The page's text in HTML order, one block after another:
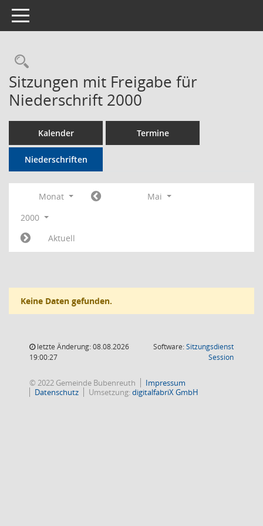
Toggle navigation
Rechercheauswahl
Sitzungen mit Freigabe für
Niederschrift 2000
Kalender Termine
Niederschriften
Monat
Mai
2000
Aktuell
Keine Daten gefunden.
letzte Änderung: 08.08.2026
19:00:27
Software:Sitzungsdienst
Session(Wird in
© 2022 Gemeinde Bubenreuth
Impressum
Datenschutz
Umsetzung:digitalfabriX GmbH